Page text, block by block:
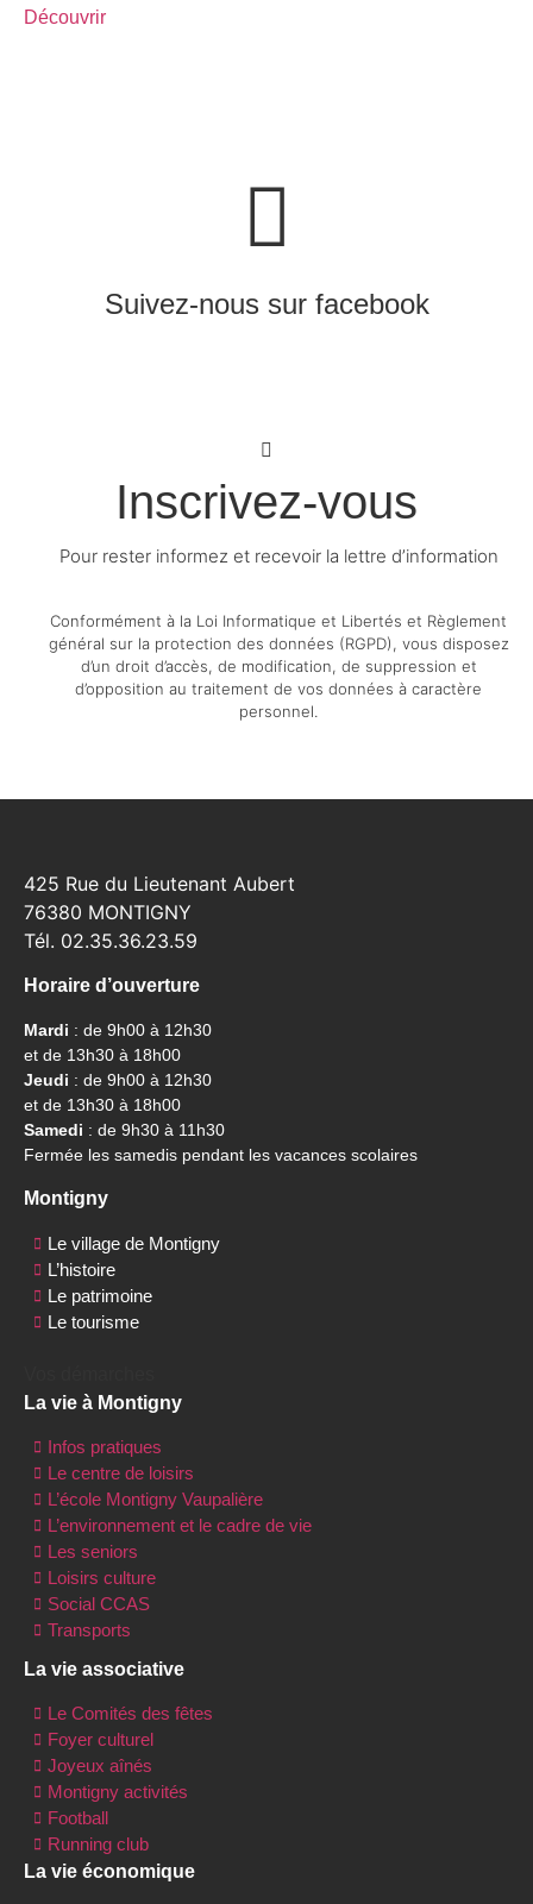
Découvrir
Suivez-nous sur facebook
Inscrivez-vous
Pour rester informez et recevoir la lettre d’information
Conformément à la Loi Informatique et Libertés et Règlement
général sur la protection des données (RGPD), vous disposez
d’un droit d’accès, de modification, de suppression et
d’opposition au traitement de vos données à caractère
personnel.
425 Rue du Lieutenant Aubert
76380 MONTIGNY
Tél. 02.35.36.23.59
Horaire d’ouverture
Mardi : de 9h00 à 12h30
et de 13h30 à 18h00
Jeudi : de 9h00 à 12h30
et de 13h30 à 18h00
Samedi : de 9h30 à 11h30
Fermée les samedis pendant les vacances scolaires
Montigny
Le village de Montigny
L’histoire
Le patrimoine
Le tourisme
La vie à Montigny
Infos pratiques
Le centre de loisirs
L’école Montigny Vaupalière
L’environnement et le cadre de vie
Les seniors
Loisirs culture
Social CCAS
Transports
La vie associative
Le Comités des fêtes
Foyer culturel
Joyeux aînés
Montigny activités
Football
Running club
La vie économique